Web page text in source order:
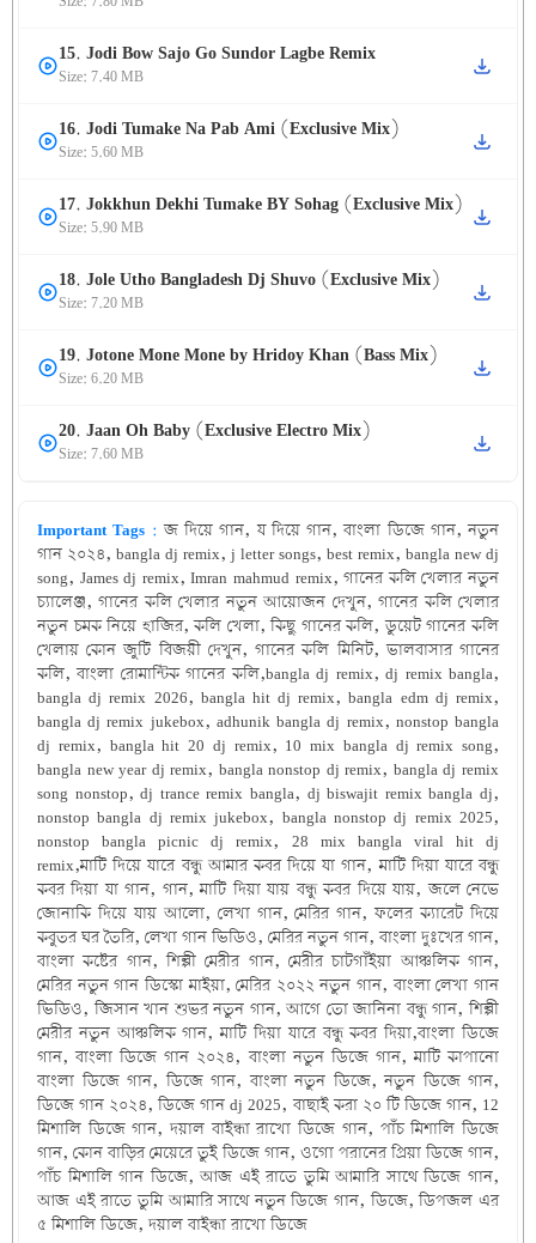
15. Jodi Bow Sajo Go Sundor Lagbe Remix
Size: 7.40 MB
16. Jodi Tumake Na Pab Ami (Exclusive Mix)
Size: 5.60 MB
17. Jokkhun Dekhi Tumake BY Sohag (Exclusive Mix)
Size: 5.90 MB
18. Jole Utho Bangladesh Dj Shuvo (Exclusive Mix)
Size: 7.20 MB
19. Jotone Mone Mone by Hridoy Khan (Bass Mix)
Size: 6.20 MB
20. Jaan Oh Baby (Exclusive Electro Mix)
Size: 7.60 MB
Important Tags : জ দিয়ে গান, য দিয়ে গান, বাংলা ডিজে গান, নতুন
গান ২০২৪, bangla dj remix, j letter songs, best remix, bangla new dj
song, James dj remix, Imran mahmud remix, গানের কলি খেলার নতুন
চ্যালেঞ্জ, গানের কলি খেলার নতুন আয়োজন দেখুন, গানের কলি খেলার
নতুন চমক নিয়ে হাজির, কলি খেলা, কিছু গানের কলি, ডুয়েট গানের কলি
খেলায় কোন জুটি বিজয়ী দেখুন, গানের কলি মিনিট, ভালবাসার গানের
কলি, বাংলা রোমান্টিক গানের কলি,bangla dj remix, dj remix bangla,
bangla dj remix 2026, bangla hit dj remix, bangla edm dj remix,
bangla dj remix jukebox, adhunik bangla dj remix, nonstop bangla
dj remix, bangla hit 20 dj remix, 10 mix bangla dj remix song,
bangla new year dj remix, bangla nonstop dj remix, bangla dj remix
song nonstop, dj trance remix bangla, dj biswajit remix bangla dj,
nonstop bangla dj remix jukebox, bangla nonstop dj remix 2025,
nonstop bangla picnic dj remix, 28 mix bangla viral hit dj
remix,মাটি দিয়ে যারে বন্ধু আমার কবর দিয়ে যা গান, মাটি দিয়া যারে বন্ধু
কবর দিয়া যা গান, গান, মাটি দিয়া যায় বন্ধু কবর দিয়ে যায়, জলে নেভে
জোনাকি দিয়ে যায় আলো, লেখা গান, মেরির গান, ফলের ক্যারেট দিয়ে
কবুতর ঘর তৈরি, লেখা গান ভিডিও, মেরির নতুন গান, বাংলা দুঃখের গান,
বাংলা কষ্টের গান, শিল্পী মেরীর গান, মেরীর চাটগাঁইয়া আঞ্চলিক গান,
মেরির নতুন গান ডিস্কো মাইয়া, মেরির ২০২২ নতুন গান, বাংলা লেখা গান
ভিডিও, জিসান খান শুভর নতুন গান, আগে তো জানিনা বন্ধু গান, শিল্পী
মেরীর নতুন আঞ্চলিক গান, মাটি দিয়া যারে বন্ধু কবর দিয়া,বাংলা ডিজে
গান, বাংলা ডিজে গান ২০২৪, বাংলা নতুন ডিজে গান, মাটি কাপানো
বাংলা ডিজে গান, ডিজে গান, বাংলা নতুন ডিজে, নতুন ডিজে গান,
ডিজে গান ২০২৪, ডিজে গান dj 2025, বাছাই করা ২০ টি ডিজে গান, 12
মিশালি ডিজে গান, দয়াল বাইন্ধা রাখো ডিজে গান, পাঁচ মিশালি ডিজে
গান, কোন বাড়ির মেয়েরে তুই ডিজে গান, ওগো পরানের প্রিয়া ডিজে গান,
পাঁচ মিশালি গান ডিজে, আজ এই রাতে তুমি আমারি সাথে ডিজে গান,
আজ এই রাতে তুমি আমারি সাথে নতুন ডিজে গান, ডিজে, ডিপজল এর
৫ মিশালি ডিজে, দয়াল বাইন্ধা রাখো ডিজে